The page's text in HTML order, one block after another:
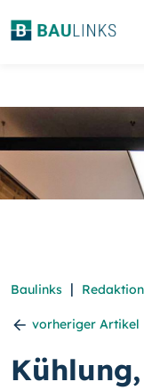
Baulinks | Redaktion
vorheriger Artikel